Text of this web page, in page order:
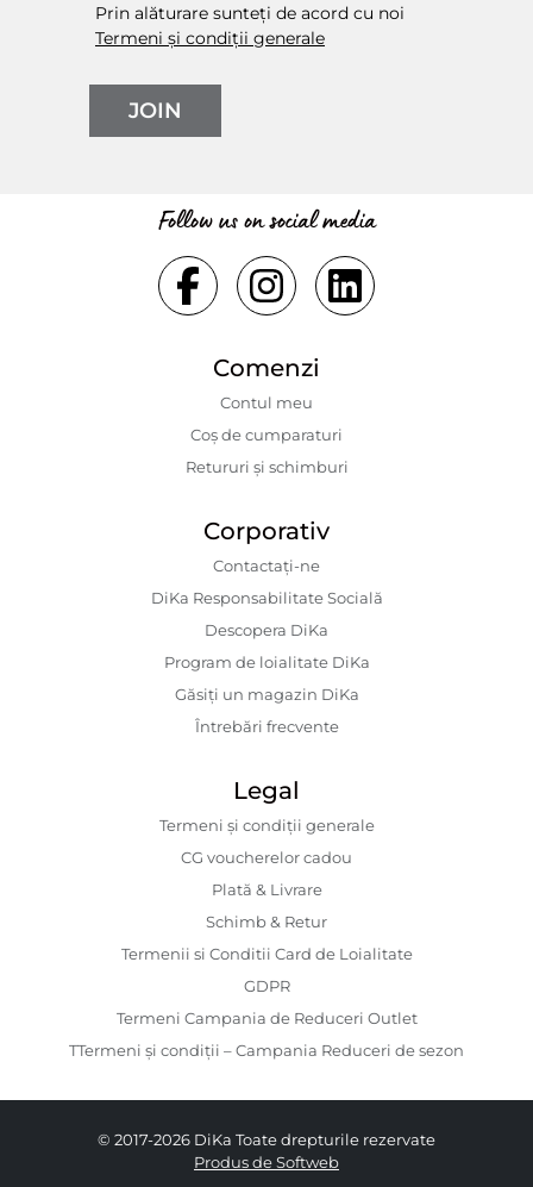
Prin alăturare sunteți de acord cu noi
Termeni și condiții generale
JOIN
Follow us on social media
Comenzi
Contul meu
Coș de cumparaturi
Retururi și schimburi
Corporativ
Contactaţi-ne
DiKa Responsabilitate Socială
Descopera DiKa
Program de loialitate DiKa
Găsiți un magazin DiKa
Întrebări frecvente
Legal
Termeni și condiții generale
CG voucherelor cadou
Plată & Livrare
Schimb & Retur
Termenii si Conditii Card de Loialitate
GDPR
Termeni Campania de Reduceri Outlet
TTermeni și condiții – Campania Reduceri de sezon
© 2017-2026 DiKa Toate drepturile rezervate
Produs de Softweb